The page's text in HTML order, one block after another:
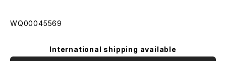
WQ00045569
International shipping available